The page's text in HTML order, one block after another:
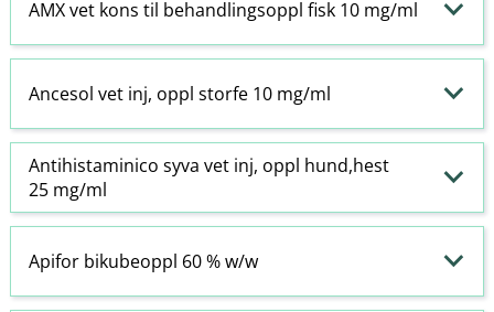
AMX vet kons til behandlingsoppl fisk 10 mg/ml
Ancesol vet inj, oppl storfe 10 mg/ml
Antihistaminico syva vet inj, oppl hund,hest
25 mg/ml
Apifor bikubeoppl 60 % w​/​w